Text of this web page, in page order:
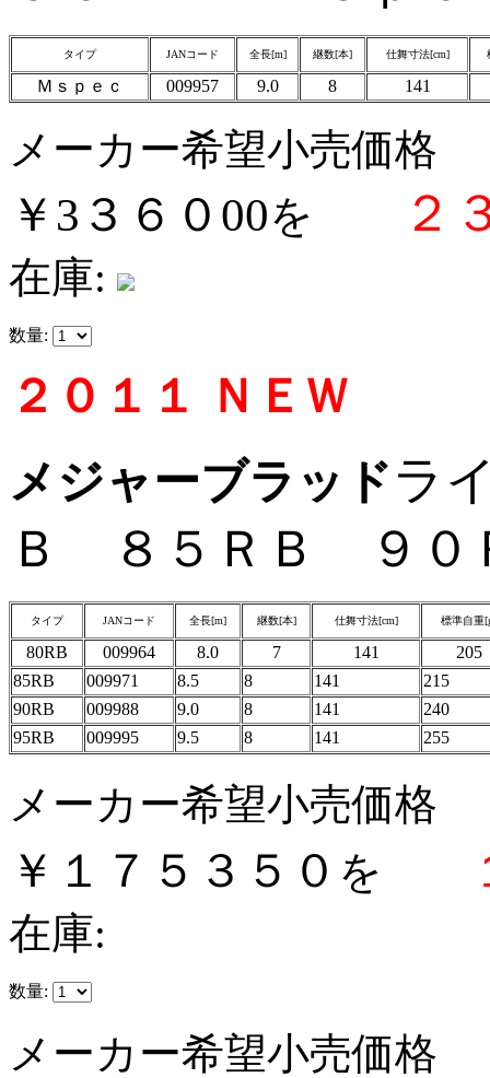
タイプ JANコード 全長[m] 継数[本] 仕舞寸法[cm]
Ｍｓｐｅｃ 009957 9.0 8 141
メーカー希望小売価格
￥3３６０00を ２
在庫:
数量:
２０１１ ＮＥＷ
メジャーブラッドラ
Ｂ ８５ＲＢ ９０
タイプ JANコード 全長[m] 継数[本] 仕舞寸法[cm] 標準自重
80RB 009964 8.0 7 141
205
85RB
009971 8.5 8 141
215
90RB
009988 9.0 8 141
240
95RB
009995 9.5 8 141 255
メーカー希望小売価格
￥１７５３５０ を
在庫:
数量:
メーカー希望小売価格